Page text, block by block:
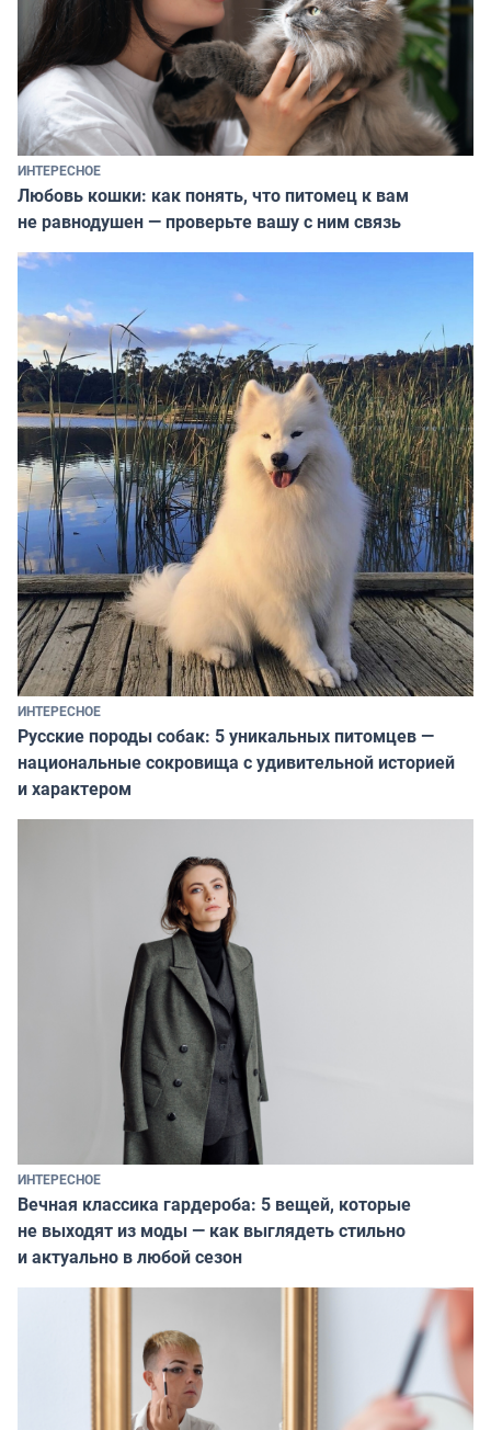
ИНТЕРЕСНОЕ
Любовь кошки: как понять, что питомец к вам
не равнодушен — проверьте вашу с ним связь
ИНТЕРЕСНОЕ
Русские породы собак: 5 уникальных питомцев —
национальные сокровища с удивительной историей
и характером
ИНТЕРЕСНОЕ
Вечная классика гардероба: 5 вещей, которые
не выходят из моды — как выглядеть стильно
и актуально в любой сезон